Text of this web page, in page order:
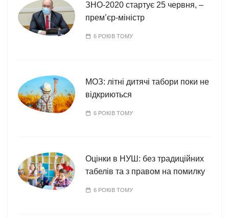
ЗНО-2020 стартує 25 червня, –
прем’єр-міністр
6 РОКІВ ТОМУ
МОЗ: літні дитячі табори поки не
відкриються
6 РОКІВ ТОМУ
Оцінки в НУШ: без традиційних
табелів та з правом на помилку
6 РОКІВ ТОМУ